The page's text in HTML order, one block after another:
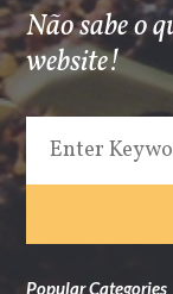
Não sabe o
website!
Popular Categories